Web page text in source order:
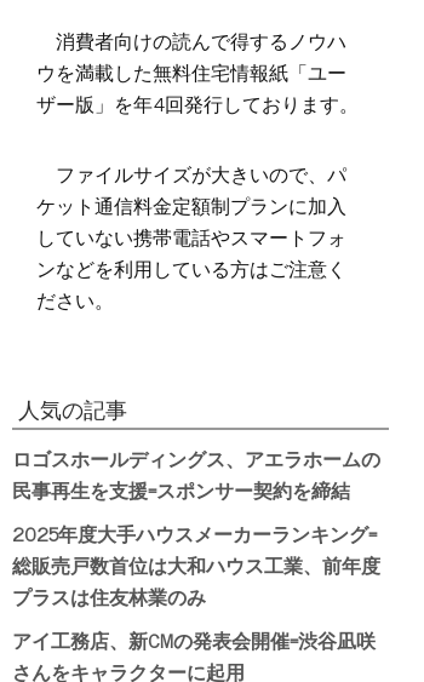
消費者向けの読んで得するノウハ
ウを満載した無料住宅情報紙「ユー
ザー版」を年4回発行しております。
ファイルサイズが大きいので、パ
ケット通信料金定額制プランに加入
していない携帯電話やスマートフォ
ンなどを利用している方はご注意く
ださい。
人気の記事
ロゴスホールディングス、アエラホームの
民事再生を支援=スポンサー契約を締結
2025年度大手ハウスメーカーランキング=
総販売戸数首位は大和ハウス工業、前年度
プラスは住友林業のみ
アイ工務店、新CMの発表会開催=渋谷凪咲
さんをキャラクターに起用